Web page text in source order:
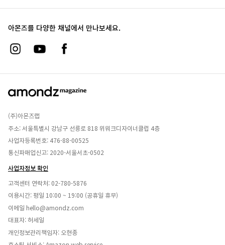
아몬즈를 다양한 채널에서 만나보세요.
(주)아몬즈랩
주소: 서울특별시 강남구 선릉로 818 위워크디자이너클럽 4층
사업자등록번호: 476-88-00525
통신파매업신고: 2020-서울서초-0502
사업자정보 확인
고객센터 연락처: 02-780-5876
이용시간: 평일 10:00 ~ 19:00 (공휴일 휴무)
이메일 hello@amondz.com
대표자: 허세일
개인정보관리책임자: 오현종